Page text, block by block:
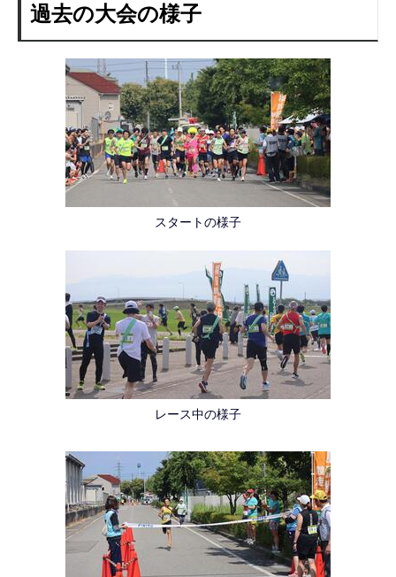
過去の大会の様子
スタートの様子
レース中の様子